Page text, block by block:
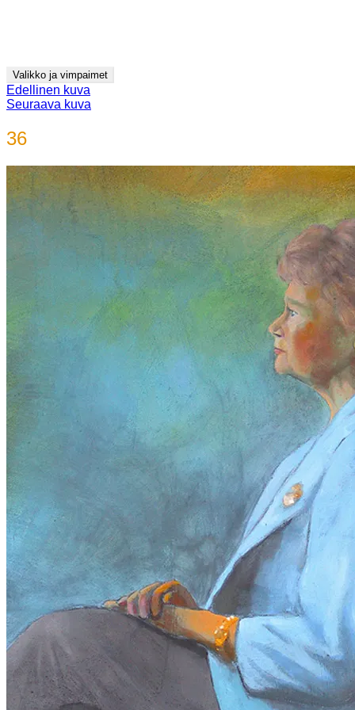
Valikko ja vimpaimet
Edellinen kuva
Seuraava kuva
36